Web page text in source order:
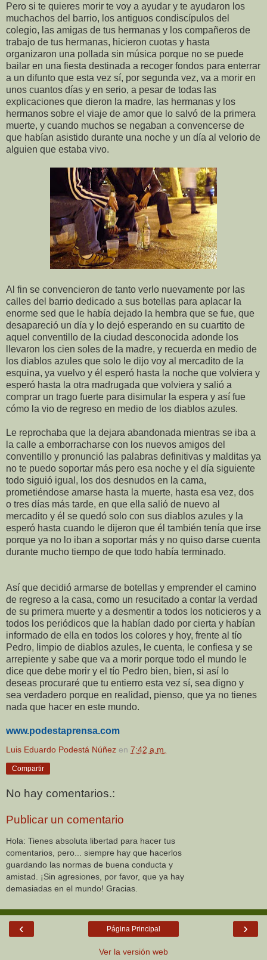
Pero si te quieres morir te voy a ayudar y te ayudaron los
muchachos del barrio, los antiguos condiscípulos del
colegio, las amigas de tus hermanas y los compañeros de
trabajo de tus hermanas, hicieron cuotas y hasta
organizaron una pollada sin música porque no se puede
bailar en una fiesta destinada a recoger fondos para enterrar
a un difunto que esta vez sí, por segunda vez, va a morir en
unos cuantos días y en serio, a pesar de todas las
explicaciones que dieron la madre, las hermanas y los
hermanos sobre el viaje de amor que lo salvó de la primera
muerte, y cuando muchos se negaban a convencerse de
que habían asistido durante una noche y un día al velorio de
alguien que estaba vivo.
Al fin se convencieron de tanto verlo nuevamente por las
calles del barrio dedicado a sus botellas para aplacar la
enorme sed que le había dejado la hembra que se fue, que
desapareció un día y lo dejó esperando en su cuartito de
aquel conventillo de la ciudad desconocida adonde los
llevaron los cien soles de la madre, y recuerda en medio de
los diablos azules que solo le dijo voy al mercadito de la
esquina, ya vuelvo y él esperó hasta la noche que volviera y
esperó hasta la otra madrugada que volviera y salió a
comprar un trago fuerte para disimular la espera y así fue
cómo la vio de regreso en medio de los diablos azules.
Le reprochaba que la dejara abandonada mientras se iba a
la calle a emborracharse con los nuevos amigos del
conventillo y pronunció las palabras definitivas y malditas ya
no te puedo soportar más pero esa noche y el día siguiente
todo siguió igual, los dos desnudos en la cama,
prometiéndose amarse hasta la muerte, hasta esa vez, dos
o tres días más tarde, en que ella salió de nuevo al
mercadito y él se quedó solo con sus diablos azules y la
esperó hasta cuando le dijeron que él también tenía que irse
porque ya no lo iban a soportar más y no quiso darse cuenta
durante mucho tiempo de que todo había terminado.
Así que decidió armarse de botellas y emprender el camino
de regreso a la casa, como un resucitado a contar la verdad
de su primera muerte y a desmentir a todos los noticieros y a
todos los periódicos que la habían dado por cierta y habían
informado de ella en todos los colores y hoy, frente al tío
Pedro, limpio de diablos azules, le cuenta, le confiesa y se
arrepiente y sabe que va a morir porque todo el mundo le
dice que debe morir y el tío Pedro bien, bien, si así lo
deseas procuraré que tu entierro esta vez sí, sea digno y
sea verdadero porque en realidad, pienso, que ya no tienes
nada que hacer en este mundo.
www.podestaprensa.com
Luis Eduardo Podestá Núñez en 7:42 a.m.
Compartir
No hay comentarios.:
Publicar un comentario
Hola: Tienes absoluta libertad para hacer tus
comentarios, pero... siempre hay que hacerlos
guardando las normas de buena conducta y
amistad. ¡Sin agresiones, por favor, que ya hay
demasiadas en el mundo! Gracias.
‹ ›
Página Principal
Ver la versión web